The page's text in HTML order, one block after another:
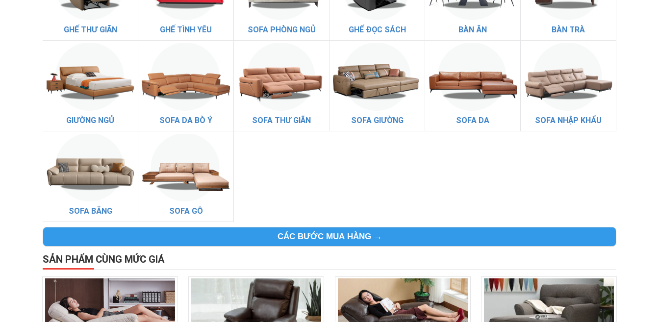
GHẾ THƯ GIÃN GHẾ TÌNH YÊU SOFA PHÒNG NGỦ GHẾ ĐỌC SÁCH BÀN ĂN BÀN TRÀ
GIƯỜNG NGỦ SOFA DA BÒ Ý SOFA THƯ GIÃN SOFA GIƯỜNG SOFA DA SOFA NHẬP KHẨU
SOFA BĂNG SOFA GỖ
CÁC BƯỚC MUA HÀNG →
SẢN PHẨM CÙNG MỨC GIÁ